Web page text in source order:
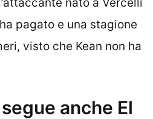
nato a Vercelli
pagato e una stagione
visto che Kean non ha
anche El